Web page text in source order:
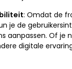
: Omdat de
je de
aanpassen. Of je
digitale